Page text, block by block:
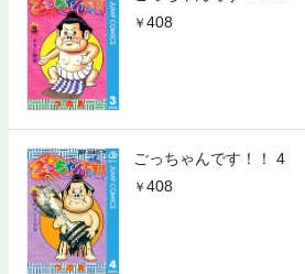
408
ごっちゃんです！！ 4
408